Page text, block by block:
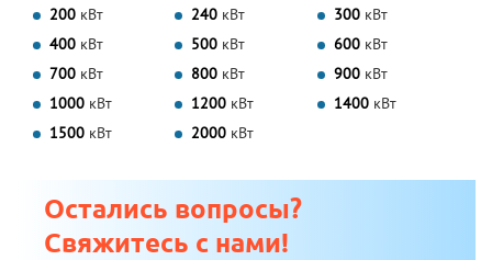
200 кВт 240 кВт 300 кВт
400 кВт 500 кВт 600 кВт
700 кВт 800 кВт 900 кВт
1000 кВт 1200 кВт 1400 кВт
1500 кВт 2000 кВт
Остались вопросы?
Свяжитесь с нами!